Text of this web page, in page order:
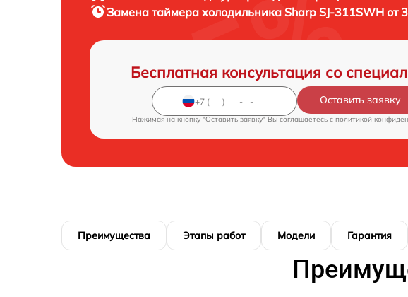
Замена таймера холодильника Sharp SJ-311SWH от
Бесплатная консультация со
Оставить заявку
Нажимая на кнопку "Оставить заявку" Вы соглашаетесь c политикой
Преимущества Этапы работ Модели Гарантия